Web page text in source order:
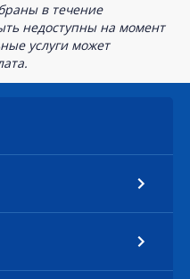
в течение
недоступны на момент
услуги может